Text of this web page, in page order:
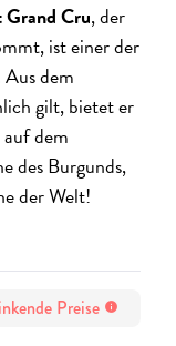
Cru, der
ist einer der
dem
gilt, bietet er
dem
des Burgunds,
der Welt!
Preise info